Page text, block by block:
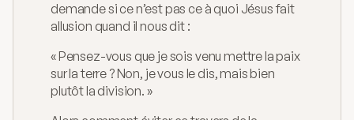
demande si ce n’est pas ce à quoi Jésus fait
allusion quand il nous dit :
« Pensez-vous que je sois venu mettre la paix
sur la terre ? Non, je vous le dis, mais bien
plutôt la division. »